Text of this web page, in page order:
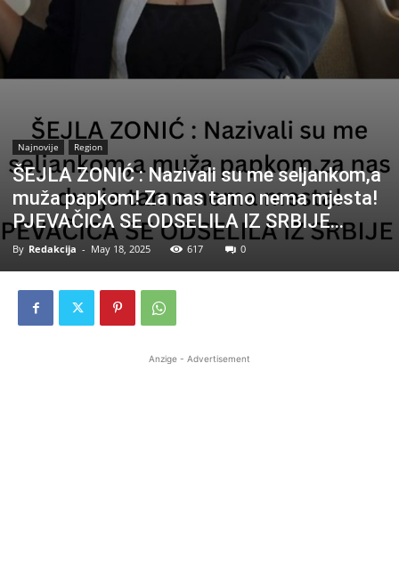
Najnovije Region
ŠEJLA ZONIĆ : Nazivali su me seljankom,a
muža papkom! Za nas tamo nema mjesta!
PJEVAČICA SE ODSELILA IZ SRBIJE…
By Redakcija - May 18, 2025 617 0
Anzige - Advertisement